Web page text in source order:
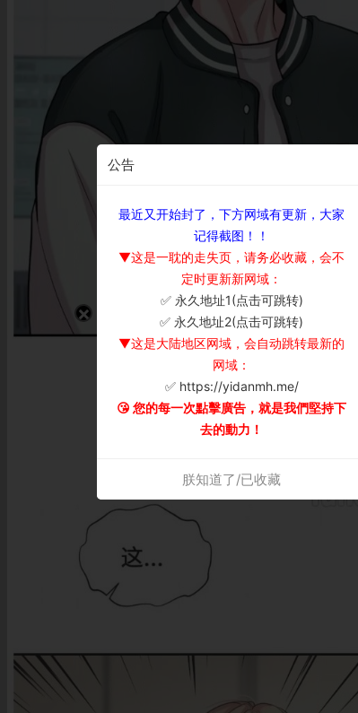
公告
最近又开始封了，下方网域有更新，大家
记得截图！！
▼这是一耽的走失页，请务必收藏，会不
定时更新新网域：
✅ 永久地址1(点击可跳转)
✅ 永久地址2(点击可跳转)
▼这是大陆地区网域，会自动跳转最新的
网域：
✅ https://yidanmh.me/
😘 您的每一次點擊廣告，就是我們堅持下
去的動力！
朕知道了/已收藏
×